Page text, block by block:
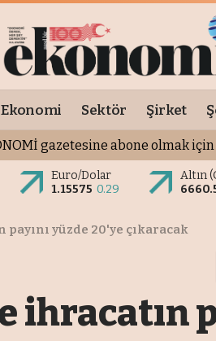
Ekonomi Sektör Şirket
gazetesine abone olmak için
Euro/Dolar
1.15575 0.29
Altın
yüzde 20'ye çıkaracak